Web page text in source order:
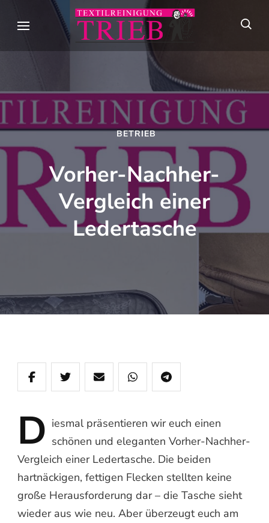
Stuttgart
BETRIEB
Vorher-Nachher-
Vergleich einer
Ledertasche
D iesmalpräsentieren wir euch einen
schönen und eleganten Vorher-Nachher-
Vergleich einer Ledertasche. Die beiden
hartnäckigen, fettigen Flecken stellten keine
große Herausforderung dar – die Tasche sieht
wieder aus wie neu. Aber überzeugt euch am